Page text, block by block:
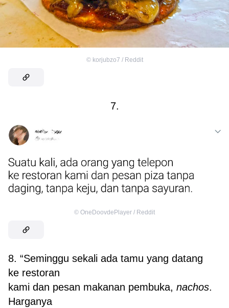
© korjubzo7 / Reddit
7.
© OneDoovdePlayer / Reddit
8. “Seminggu sekali ada tamu yang datang
ke restoran
kami dan pesan makanan pembuka, nachos.
Harganya